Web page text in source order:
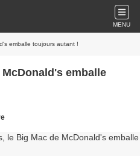
MENU
emballe toujours autant !
emballe